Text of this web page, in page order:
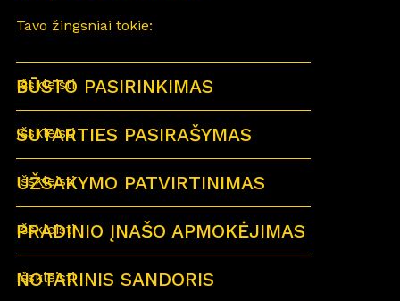
Tavo žingsniai tokie:
Išskleisti
BŪSTO PASIRINKIMAS
Išskleisti
SUTARTIES PASIRAŠYMAS
Išskleisti
UŽSAKYMO PATVIRTINIMAS
Išskleisti
PRADINIO ĮNAŠO APMOKĖJIMAS
Išskleisti
NOTARINIS SANDORIS